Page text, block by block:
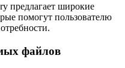
предлагает широкие
помогут пользователю
файлов